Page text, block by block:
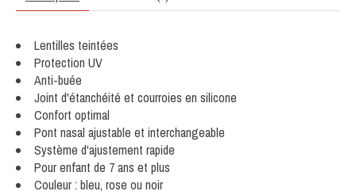
Lentilles teintées
Protection UV
Anti-buée
Joint d'étanchéité et courroies en silicone
Confort optimal
Pont nasal ajustable et interchangeable
Système d'ajustement rapide
Pour enfant de 7 ans et plus
Couleur : bleu, rose ou noir